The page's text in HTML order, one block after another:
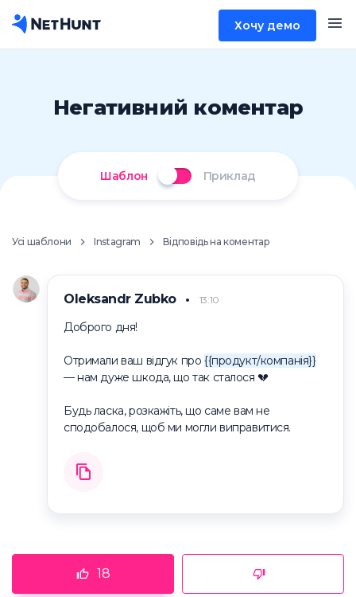
Хочу демо
Негативний коментар
Шаблон Приклад
Усі шаблони Instagram Відповідь на коментар
Oleksandr Zubko 13:10
Доброго дня!
Отримали ваш відгук про {{продукт/компанія}}
— нам дуже шкода, що так сталося 💔
Будь ласка, розкажіть, що саме вам не
сподобалося, щоб ми могли виправитися.
18